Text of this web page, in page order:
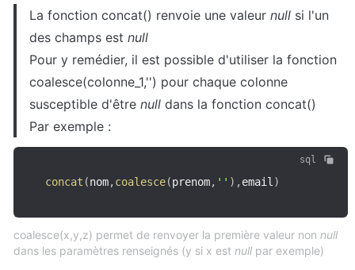
La fonction concat() renvoie une valeur null si l'un
des champs est
Pour y remédier, il est possible d'utiliser la fonction
coalesce(colonne_1,'') pour chaque colonne
susceptible d'être null dans la fonction concat()
Par exemple :
sql
concat (nom,coalesce(prenom, '' ) ,email )
coalesce(x,y,z) permet de renvoyer la première valeur non null
dans les paramètres renseignés (y si x est null par exemple)